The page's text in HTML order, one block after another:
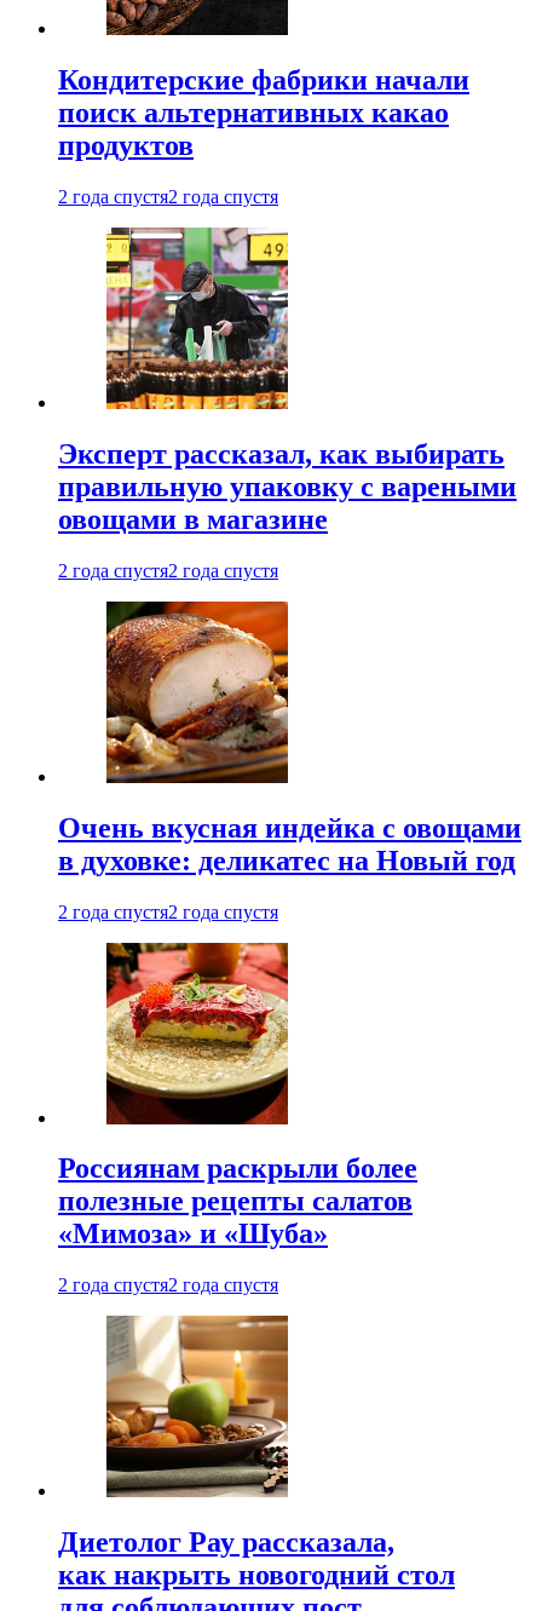
Кондитерские фабрики начали
поиск альтернативных какао
продуктов
2 года спустя2 года спустя
Эксперт рассказал, как выбирать
правильную упаковку с вареными
овощами в магазине
2 года спустя2 года спустя
Очень вкусная индейка с овощами
в духовке: деликатес на Новый год
2 года спустя2 года спустя
Россиянам раскрыли более
полезные рецепты салатов
«Мимоза» и «Шуба»
2 года спустя2 года спустя
Диетолог Рау рассказала,
как накрыть новогодний стол